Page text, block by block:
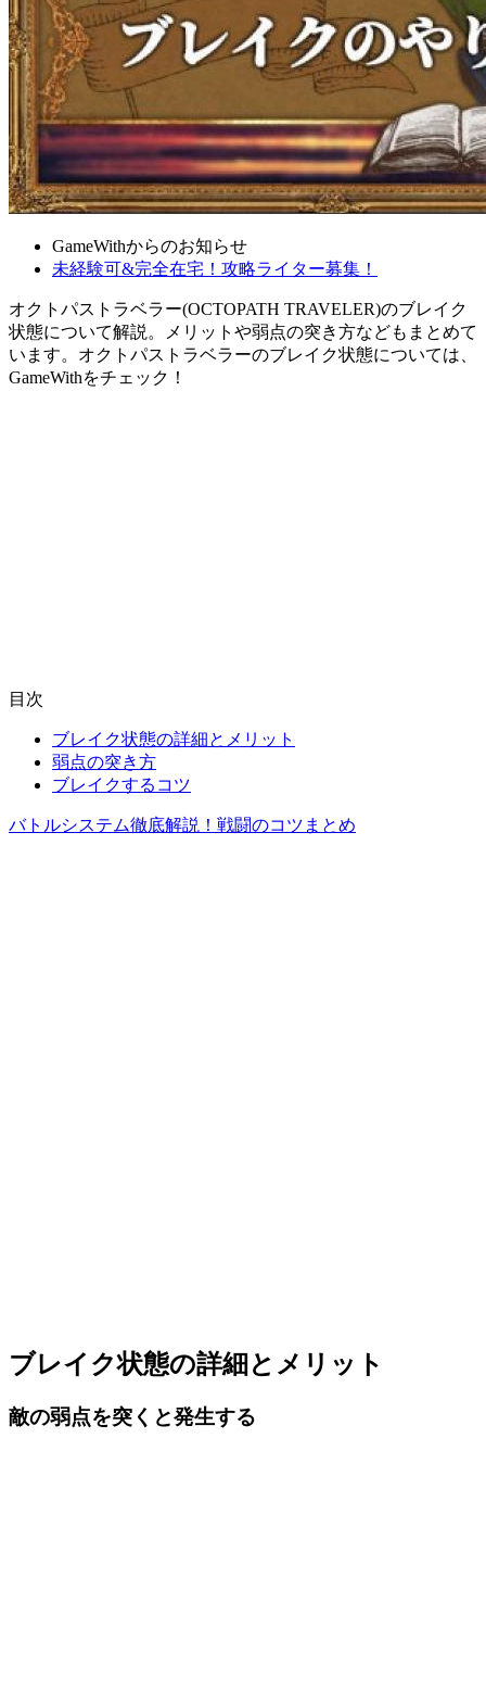
GameWithからのお知らせ
未経験可&完全在宅！攻略ライター募集！
オクトパストラベラー(OCTOPATH TRAVELER)のブレイク
状態について解説。メリットや弱点の突き方などもまとめて
います。オクトパストラベラーのブレイク状態については、
GameWithをチェック！
目次
ブレイク状態の詳細とメリット
弱点の突き方
ブレイクするコツ
バトルシステム徹底解説！戦闘のコツまとめ
ブレイク状態の詳細とメリット
敵の弱点を突くと発生する